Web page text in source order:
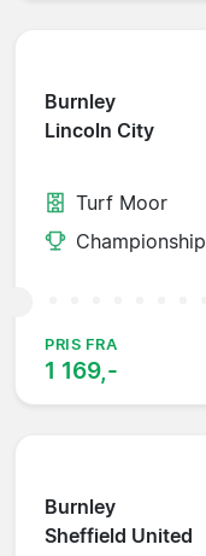
Burnley
Lincoln City
Turf Moor
Championship
PRIS FRA
1 169,-
Burnley
Sheffield United